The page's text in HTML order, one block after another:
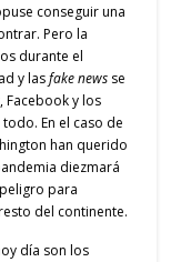
conseguir una
Pero la
durante el
y lasfake news se
Facebook y los
En el caso de
han querido
diezmará
para
del continente.
día son los